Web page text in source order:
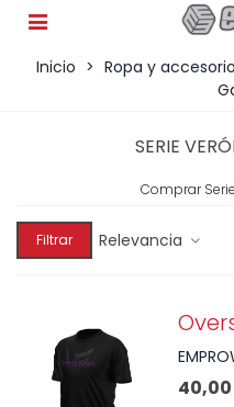
Inicio > Ropa y
SERIE
Comprar
Filtrar Relevancia